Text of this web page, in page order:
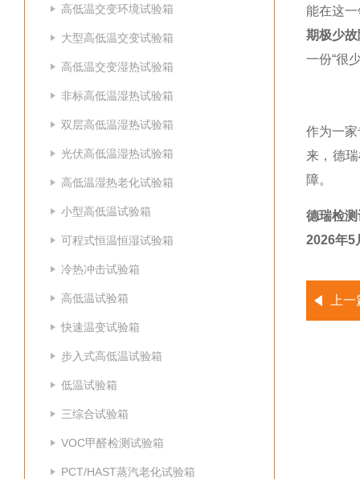
高低温交变环境试验箱
大型高低温交变试验箱
高低温交变湿热试验箱
非标高低温湿热试验箱
双层高低温湿热试验箱
光伏高低温湿热试验箱
高低温湿热老化试验箱
小型高低温试验箱
可程式恒温恒湿试验箱
冷热冲击试验箱
高低温试验箱
快速温变试验箱
步入式高低温试验箱
低温试验箱
三综合试验箱
VOC甲醛检测试验箱
PCT/HAST蒸汽老化试验箱
能在这
期极少
一份“很
作为一
来，德
障。
德瑞检
2026年5
上